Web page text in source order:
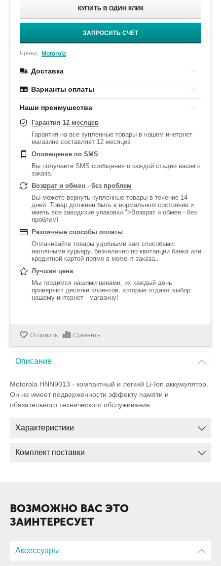
КУПИТЬ В ОДИН КЛИК
ЗАПРОСИТЬ СЧЁТ
Бренд: Motorola
Доставка
Варианты оплаты
Наши преимушества
Гарантия 12 месяцев
Гарантия на все купленные товары в нашем инетрнет
магазине составляет 12 месяцев
Оповещение по SMS
Вы получаете SMS сообщения о каждой стадии вашего
заказа.
Возврат и обмен - без проблем
Вы можете вернуть купленные товары в течение 14
дней. Товар должнен быть в нормальном состоянии и
иметь все заводские упаковки.">Возврат и обмен - без
проблем!
Различные способы оплаты
Оплачивайте товары удобными вам способами:
наличными курьеру, безналично по квитанции банка или
кредитной картой прямо в момент заказа..
Лучшая цена
Мы гордимся нашими ценами, их каждый день
проверяют десятки клиентов, которые отдают выбор
нашему интернет - магазину!
Отложить Сравнить
Описание
Motorola HNN9013 - компактный и легкий Li-Ion аккумулятор.
Он не имеет подверженности эффекту памяти и
обязательного технического обслуживания.
Характеристики
Комплект поставки
ВОЗМОЖНО ВАС ЭТО
ЗАИНТЕРЕСУЕТ
Аксессуары